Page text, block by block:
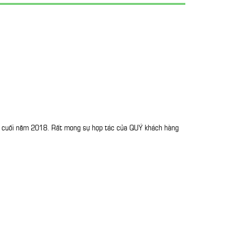
năm 2018. Rất mong sự hợp tác của QUÝ khách hàng